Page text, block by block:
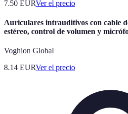
7.50 EURVer el precio
Auriculares intrauditivos con cable
estéreo, control de volumen y
Voghion Global
8.14 EURVer el precio